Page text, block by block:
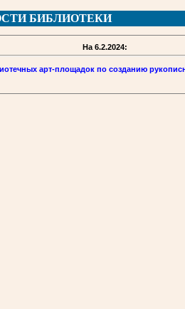
БИБЛИОТЕКИ
На 6.2.2024:
арт-площадок по созданию